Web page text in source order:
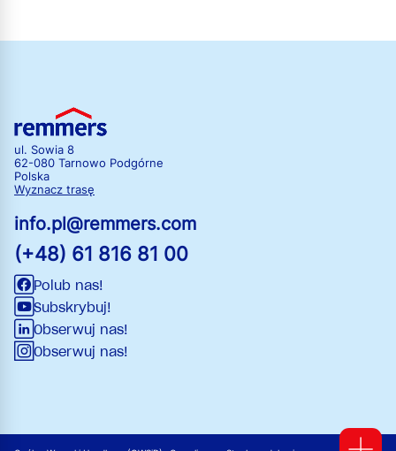
ul. Sowia 8
62-080 Tarnowo Podgórne
Polska
Wyznacz trasę
info.pl@remmers.com
(+48) 61 816 81 00
Polub nas!
Subskrybuj!
Obserwuj nas!
Obserwuj nas!